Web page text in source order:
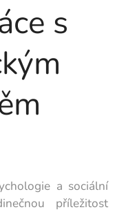
s
a sociální
příležitost